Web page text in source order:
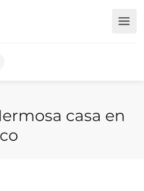
casa en